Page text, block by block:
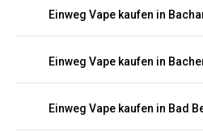
Einweg Vape kaufen in
Einweg Vape kaufen in
Einweg Vape kaufen in Bad